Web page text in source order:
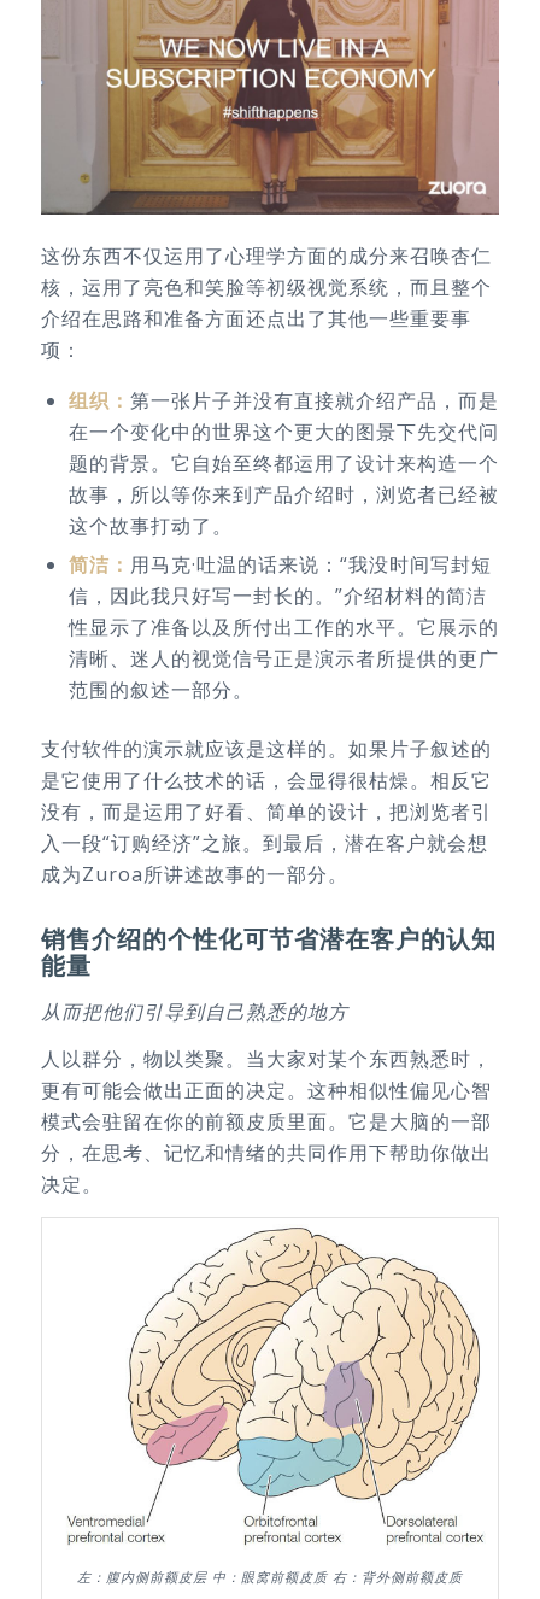
这份东西不仅运用了心理学方面的成分来召唤杏仁
核，运用了亮色和笑脸等初级视觉系统，而且整个
介绍在思路和准备方面还点出了其他一些重要事
项：
组织： 第一张片子并没有直接就介绍产品，而是
在一个变化中的世界这个更大的图景下先交代问
题的背景。它自始至终都运用了设计来构造一个
故事，所以等你来到产品介绍时，浏览者已经被
这个故事打动了。
简洁： 用马克·吐温的话来说：“我没时间写封短
信，因此我只好写一封长的。”介绍材料的简洁
性显示了准备以及所付出工作的水平。它展示的
清晰、迷人的视觉信号正是演示者所提供的更广
范围的叙述一部分。
支付软件的演示就应该是这样的。如果片子叙述的
是它使用了什么技术的话，会显得很枯燥。相反它
没有，而是运用了好看、简单的设计，把浏览者引
入一段“订购经济”之旅。到最后，潜在客户就会想
成为Zuroa所讲述故事的一部分。
销售介绍的个性化可节省潜在客户的认知
能量
从而把他们引导到自己熟悉的地方
人以群分，物以类聚。当大家对某个东西熟悉时，
更有可能会做出正面的决定。这种相似性偏见心智
模式会驻留在你的前额皮质里面。它是大脑的一部
分，在思考、记忆和情绪的共同作用下帮助你做出
决定。
左：腹内侧前额皮层 中：眼窝前额皮质 右：背外侧前额皮质